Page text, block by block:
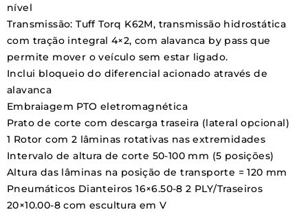
nível
Transmissão: Tuff Torq K62M, transmissão hidrostática
com tração integral 4×2, com alavanca by pass que
permite mover o veículo sem estar ligado.
Inclui bloqueio do diferencial acionado através de
alavanca
Embraiagem PTO eletromagnética
Prato de corte com descarga traseira (lateral opcional)
1 Rotor com 2 lâminas rotativas nas extremidades
Intervalo de altura de corte 50-100 mm (5 posições)
Altura das lâminas na posição de transporte = 120 mm
Pneumáticos Dianteiros 16×6.50-8 2 PLY/Traseiros
20×10.00-8 com escultura em V